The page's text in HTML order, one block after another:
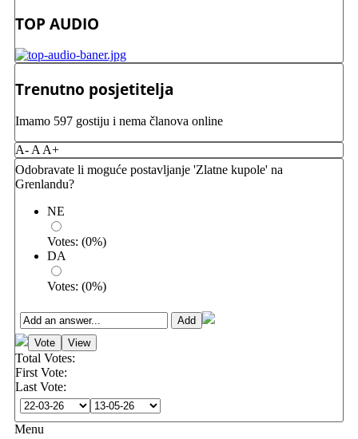
TOP AUDIO
Trenutno posjetitelja
Imamo 597 gostiju i nema članova online
A- A A+
Odobravate li moguće postavljanje 'Zlatne kupole' na
Grenlandu?
NE
Votes: (0%)
DA
Votes: (0%)
Total Votes:
First Vote:
Last Vote:
Menu